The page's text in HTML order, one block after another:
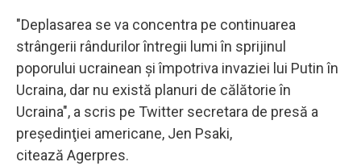
"Deplasarea se va concentra pe continuarea
strângerii rândurilor întregii lumi în sprijinul
poporului ucrainean şi împotriva invaziei lui Putin în
Ucraina, dar nu există planuri de călătorie în
Ucraina", a scris pe Twitter secretara de presă a
preşedinţiei americane, Jen Psaki,
citează Agerpres.